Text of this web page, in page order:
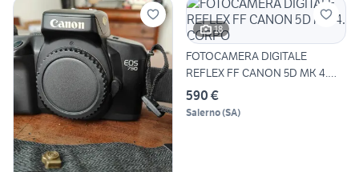
18
FOTOCAMERA DIGITALE
REFLEX FF CANON 5D MK 4.
CORPO
590 €
Salerno(SA)